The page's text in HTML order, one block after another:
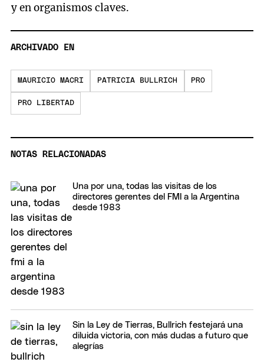
y en organismos claves.
ARCHIVADO EN
MAURICIO MACRI PATRICIA BULLRICH PRO
PRO LIBERTAD
NOTAS RELACIONADAS
Una por una, todas las visitas de los
directores gerentes del FMI a la Argentina
desde 1983
Sin la Ley de Tierras, Bullrich festejará una
diluida victoria, con más dudas a futuro que
alegrías